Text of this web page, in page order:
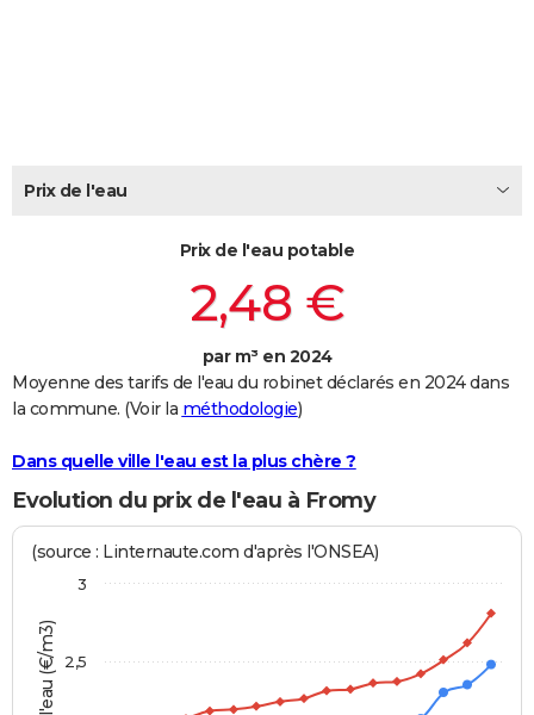
FORUM
Bricolage
Lifestyle
Culture
Sport
Auto
Television
Voyage
Cinema
Prix de l'eau
Prix de l'eau potable
2,48 €
par m³ en 2024
Moyenne des tarifs de l'eau du robinet déclarés en 2024 dans
la commune. (Voir la méthodologie)
Dans quelle ville l'eau est la plus chère ?
Evolution du prix de l'eau à Fromy
(source : Linternaute.com d'après l'ONSEA)
2,5
3